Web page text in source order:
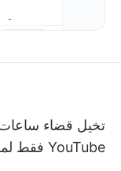
تخيل قضاء
YouTube فقط لمشاهدته يختفي في زحام اليوتيوب. 💔